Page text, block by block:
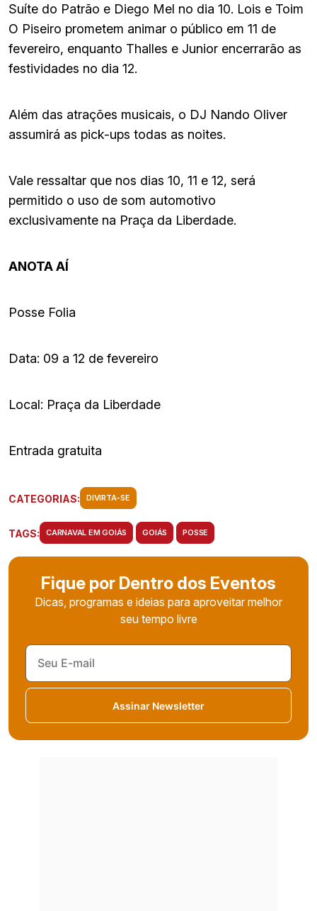
Suíte do Patrão e Diego Mel no dia 10. Lois e Toim
O Piseiro prometem animar o público em 11 de
fevereiro, enquanto Thalles e Junior encerrarão as
festividades no dia 12.
Além das atrações musicais, o DJ Nando Oliver
assumirá as pick-ups todas as noites.
Vale ressaltar que nos dias 10, 11 e 12, será
permitido o uso de som automotivo
exclusivamente na Praça da Liberdade.
ANOTA AÍ
Posse Folia
Data: 09 a 12 de fevereiro
Local: Praça da Liberdade
Entrada gratuita
CATEGORIAS: DIVIRTA-SE
TAGS: CARNAVAL EM GOIÁS GOIÁS POSSE
Fique por Dentro dos Eventos
Dicas, programas e ideias para aproveitar melhor
seu tempo livre
Assinar Newsletter